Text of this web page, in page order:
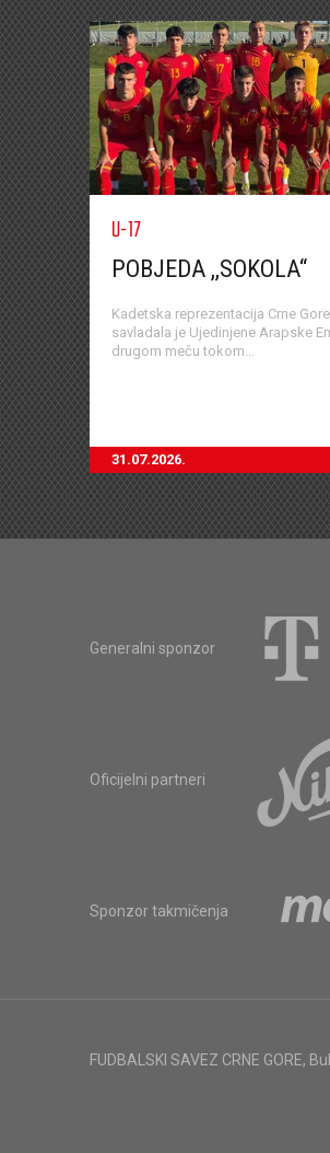
U-17
POBJEDA ,,SOKOLA“
Kadetska reprezentacija Crne Gore
savladala je Ujedinjene Arapske
drugom meču tokom...
31.07.2026.
Generalni sponzor
Oficijelni partneri
Sponzor takmičenja
FUDBALSKI SAVEZ CRNE GORE,